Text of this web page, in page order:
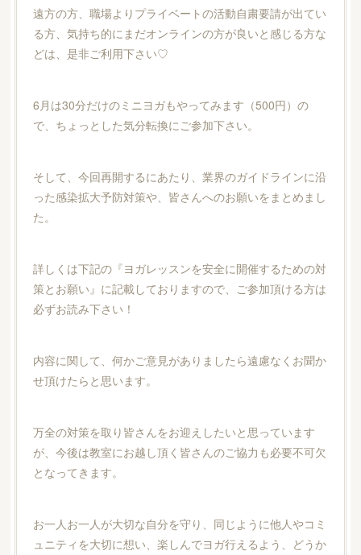
遠方の方、職場よりプライベートの活動自粛要請が出てい
る方、気持ち的にまだオンラインの方が良いと感じる方な
どは、是非ご利用下さい♡
6月は30分だけのミニヨガもやってみます（500円）の
で、ちょっとした気分転換にご参加下さい。
そして、今回再開するにあたり、業界のガイドラインに沿
った感染拡大予防対策や、皆さんへのお願いをまとめまし
た。
詳しくは下記の『ヨガレッスンを安全に開催するための対
策とお願い』に記載しておりますので、ご参加頂ける方は
必ずお読み下さい！
内容に関して、何かご意見がありましたら遠慮なくお聞か
せ頂けたらと思います。
万全の対策を取り皆さんをお迎えしたいと思っています
が、今後は教室にお越し頂く皆さんのご協力も必要不可欠
となってきます。
お一人お一人が大切な自分を守り、同じように他人やコミ
ュニティを大切に想い、楽しんでヨガ行えるよう、どうか